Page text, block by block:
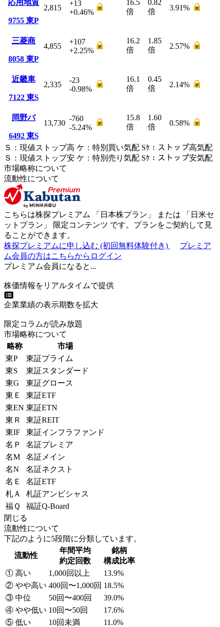
応用地質
9755 東P
2,815
+13
+0.46%
16.5
倍
0.82
倍
3.91%
三菱商
8058 東P
4,855
+107
+2.25%
16.2
倍
1.85
倍
2.57%
近畿車
7122 東S
2,335
-23
-0.98%
16.1
倍
0.45
倍
2.14%
岡野バ
6492 東S
13,730
-760
-5.24%
15.8
倍
1.60
倍
0.58%
Ｓ ： 現値ストップ高 ケ ： 特別買い気配 Sｹ ： ストップ高気配
Ｓ ： 現値ストップ安 ケ ： 特別売 り 気配 Sｹ ： ストップ安気配
市場略称について
流動性について
こちらは株探プレミアム 「 日本株プラン 」 または 「 日米セ
ットプラン 」 限定コンテンツ です。プランをご契約して見
ることができます。
株探プレミアムに申し込む (初回無料体験付き)
プレミア
ム会員の方はこちらからログイン
プレミアム会員になると...
株価情報をリアルタイムで提供
企業業績の表示期数を拡大
限定コラムが読み放題
市場略称について
略称
市場
東P
東証プライム
東S
東証スタンダード
東G
東証グロース
東Ｅ
東証ETF
東EN 東証ETN
東Ｒ
東証REIT
東IF
東証インフラファンド
名Ｐ
名証プレミア
名M
名証メイン
名N
名証ネクスト
名Ｅ
名証ETF
札Ａ
札証アンビシャス
福Ｑ
福証Q-Board
閉じる
流動性について
下記のように5段階に分類しています。
流動性
年間平均
約定回数
銘柄
構成比率
① 高い
1,000回以上
13.9%
② やや高い 400回〜1,000回 18.5%
③ 中位
50回〜400回
39.0%
④ やや低い 10回〜50回
17.6%
⑤ 低い
10回未満
11.0%